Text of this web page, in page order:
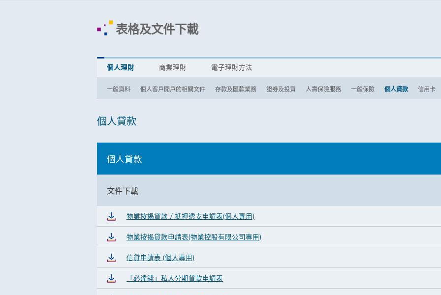
表格及文件下載
個人理財
一般資料 個人客戶開戶的相關文件 存款及匯款業務 證券及投資 人壽保險服務 一般保險 個人貸款 信用卡
商業理財 電子理財方法
個人貸款
個人貸款
文件下載
物業按揭貸款 / 抵押透支申請表(個人專用)
物業按揭貸款申請表(物業控股有限公司專用)
信貸申請表 (個人專用)
「必達錢」私人分期貸款申請表